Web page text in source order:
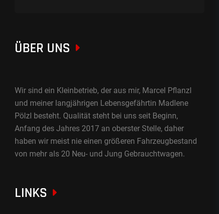
ÜBER UNS
Wir sind ein Kleinbetrieb, der aus mir, Marcel Pflanzl
und meiner langjährigen Lebensgefährtin Madlene
Pölzl besteht. Qualität steht bei uns seit Beginn,
Anfang des Jahres 2017 an oberster Stelle, daher
haben wir meist nie einen größeren Fahrzeugbestand
von mehr als 20 Neu- und Jung Gebrauchtwagen.
LINKS